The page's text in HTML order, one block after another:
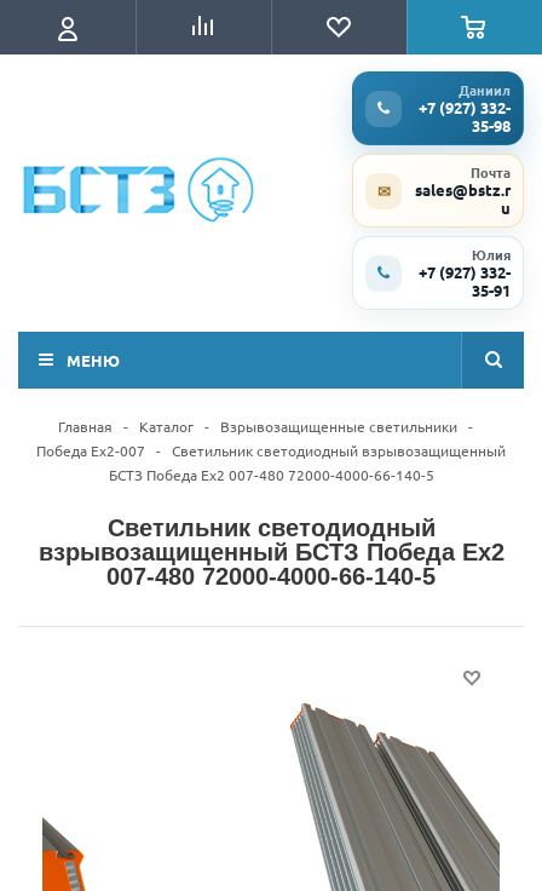
Даниил
+7 (927) 332-
35-98
✉
Почта
sales@bstz.r
u
Юлия
+7 (927) 332-
35-91
МЕНЮ
Главная - Каталог - Взрывозащищенные светильники -
Победа Ex2-007
- Светильник светодиодный взрывозащищенный
БСТЗ Победа Ex2 007-480 72000-4000-66-140-5
Светильник светодиодный
взрывозащищенный БСТЗ Победа Ex2
007-480 72000-4000-66-140-5